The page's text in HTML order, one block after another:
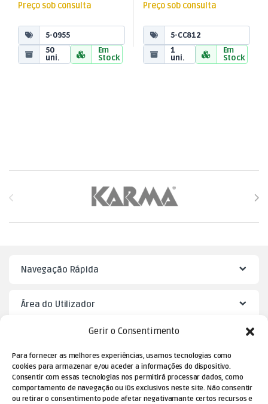
Gerir o Consentimento
Para fornecer as melhores experiências, usamos tecnologias como
cookies para armazenar e/ou aceder a informações do dispositivo.
Consentir com essas tecnologias nos permitirá processar dados, como
comportamento de navegação ou IDs exclusivos neste site. Não consentir
ou retirar o consentimento pode afetar negativamante certos recursos e
Preço sob consulta
5-0955
50
uni.
Em
Stock
Preço sob consulta
5-CC812
1
uni.
Em
Stock
Brands Carousel
Navegação Rápida
Área do Utilizador